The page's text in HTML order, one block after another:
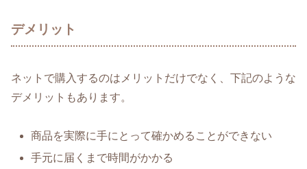
デメリット
ネットで購入するのはメリットだけでなく、下記のような
デメリットもあります。
商品を実際に手にとって確かめることができない
手元に届くまで時間がかかる